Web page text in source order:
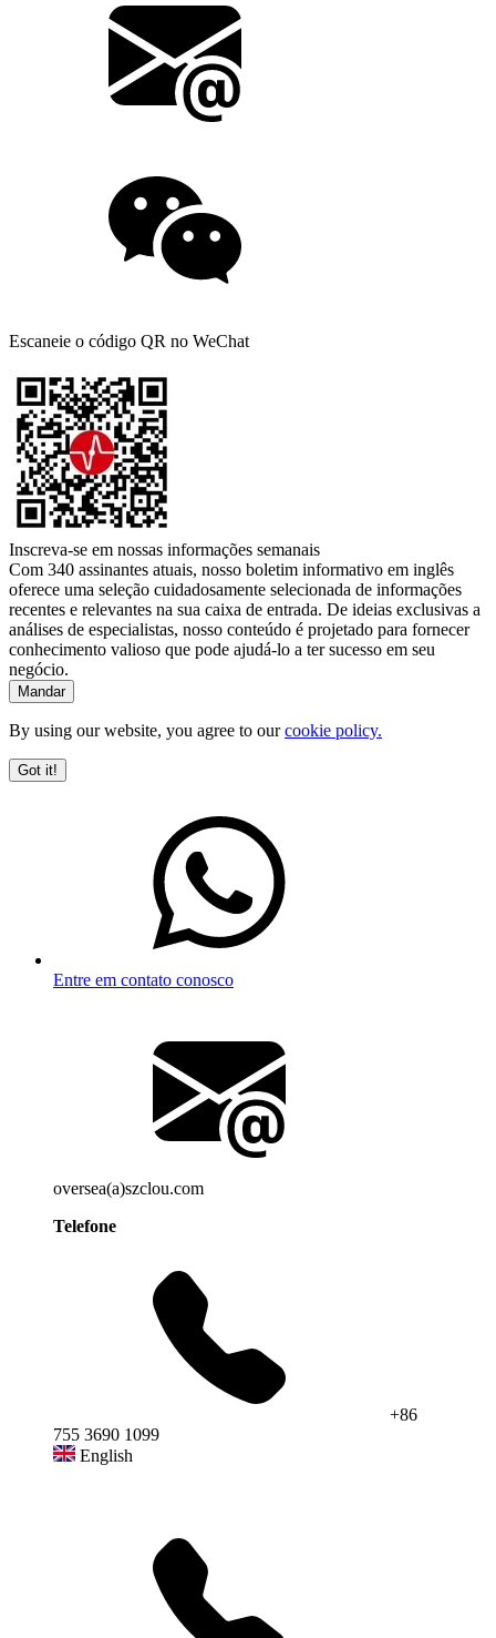
Escaneie o código QR no WeChat
Inscreva-se em nossas informações semanais
Com 340 assinantes atuais, nosso boletim informativo em inglês
oferece uma seleção cuidadosamente selecionada de informações
recentes e relevantes na sua caixa de entrada. De ideias exclusivas a
análises de especialistas, nosso conteúdo é projetado para fornecer
conhecimento valioso que pode ajudá-lo a ter sucesso em seu
negócio.
By using our website, you agree to ourcookie policy.
Got it!
Entre em contato conosco
oversea(a)szclou.com
Telefone
+86
755 3690 1099
English